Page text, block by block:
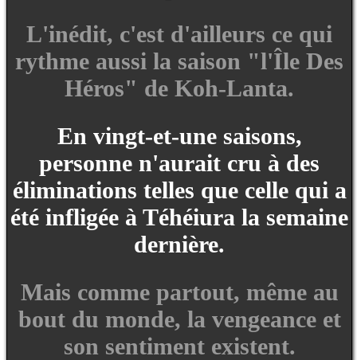
L'inédit, c'est d'ailleurs ce qui
rythme aussi la saison "l'Île Des
Héros" de Koh-Lanta.
En vingt-et-une saisons,
personne n'aurait cru à des
éliminations telles que celle qui a
été infligée à Téhéiura la semaine
dernière.
Mais comme partout, même au
bout du monde, la vengeance et
son sentiment existent.